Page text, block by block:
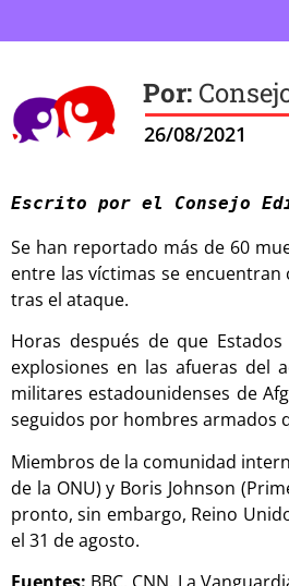
Escrito por el Consejo
Se han reportado más de 60
entre las víctimas se
tras el ataque.
Horas después de que
explosiones en las afueras del
militares estadounidenses de
seguidos por hombres armados
Miembros de la comunidad
de la ONU) y Boris Johnson
pronto, sin embargo, Reino
el 31 de agosto.
26/08/2021